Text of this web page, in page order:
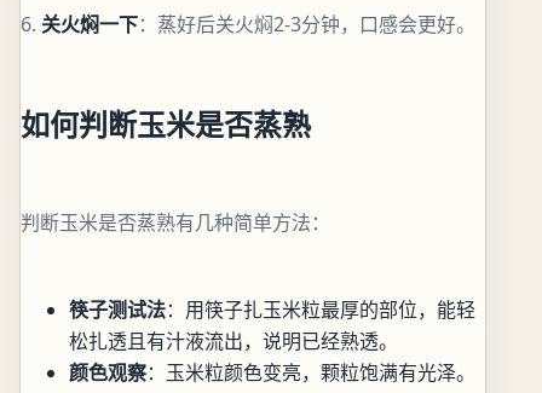
6. 关火焖一下：蒸好后关火焖2-3分钟，口感会更好。
如何判断玉米是否蒸熟
判断玉米是否蒸熟有几种简单方法：
筷子测试法：用筷子扎玉米粒最厚的部位，能轻
松扎透且有汁液流出，说明已经熟透。
颜色观察：玉米粒颜色变亮，颗粒饱满有光泽。